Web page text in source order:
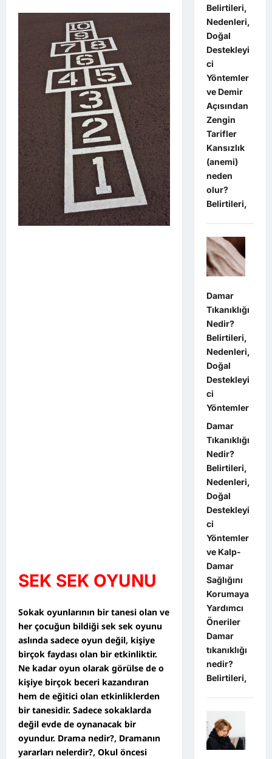
SEK SEK OYUNU
Sokak oyunlarının bir tanesi olan ve
her çocuğun bildiği sek sek oyunu
aslında sadece oyun değil, kişiye
birçok faydası olan bir etkinliktir.
Ne kadar oyun olarak görülse de o
kişiye birçok beceri kazandıran
hem de eğitici olan etkinliklerden
bir tanesidir. Sadece sokaklarda
değil evde de oynanacak bir
oyundur. Drama nedir?, Dramanın
yararları nelerdir?, Okul öncesi
Belirtileri,
Nedenleri,
Doğal
Destekleyi
ci
Yöntemler
ve Demir
Açısından
Zengin
Tarifler
Kansızlık
(anemi)
neden
olur?
Belirtileri,
Damar
Tıkanıklığı
Nedir?
Belirtileri,
Nedenleri,
Doğal
Destekleyi
ci
Yöntemler
Damar
Tıkanıklığı
Nedir?
Belirtileri,
Nedenleri,
Doğal
Destekleyi
ci
Yöntemler
ve Kalp-
Damar
Sağlığını
Korumaya
Yardımcı
Öneriler
Damar
tıkanıklığı
nedir?
Belirtileri,